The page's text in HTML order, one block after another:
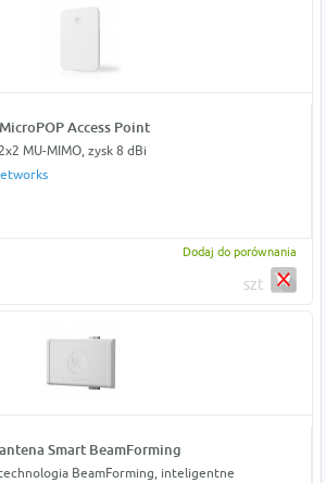
Access Point
MU-MIMO, zysk 8 dBi
Dodaj do porównania
szt
Smart BeamForming
technologia BeamForming, inteligentne